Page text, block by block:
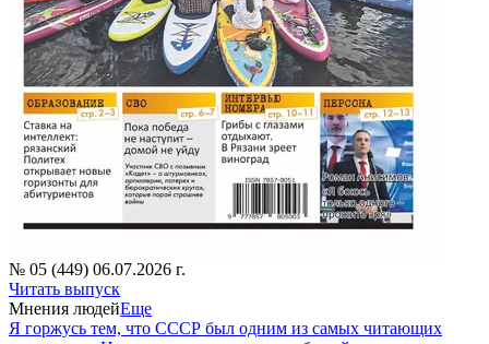
№ 05 (449) 06.07.2026 г.
Читать выпуск
Мнения людейЕще
Я горжусь тем, что СССР был одним из самых читающих